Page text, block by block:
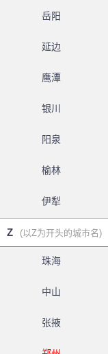
岳阳
延边
鹰潭
银川
阳泉
榆林
伊犁
Z (以Z为开头的城市名)
珠海
中山
张掖